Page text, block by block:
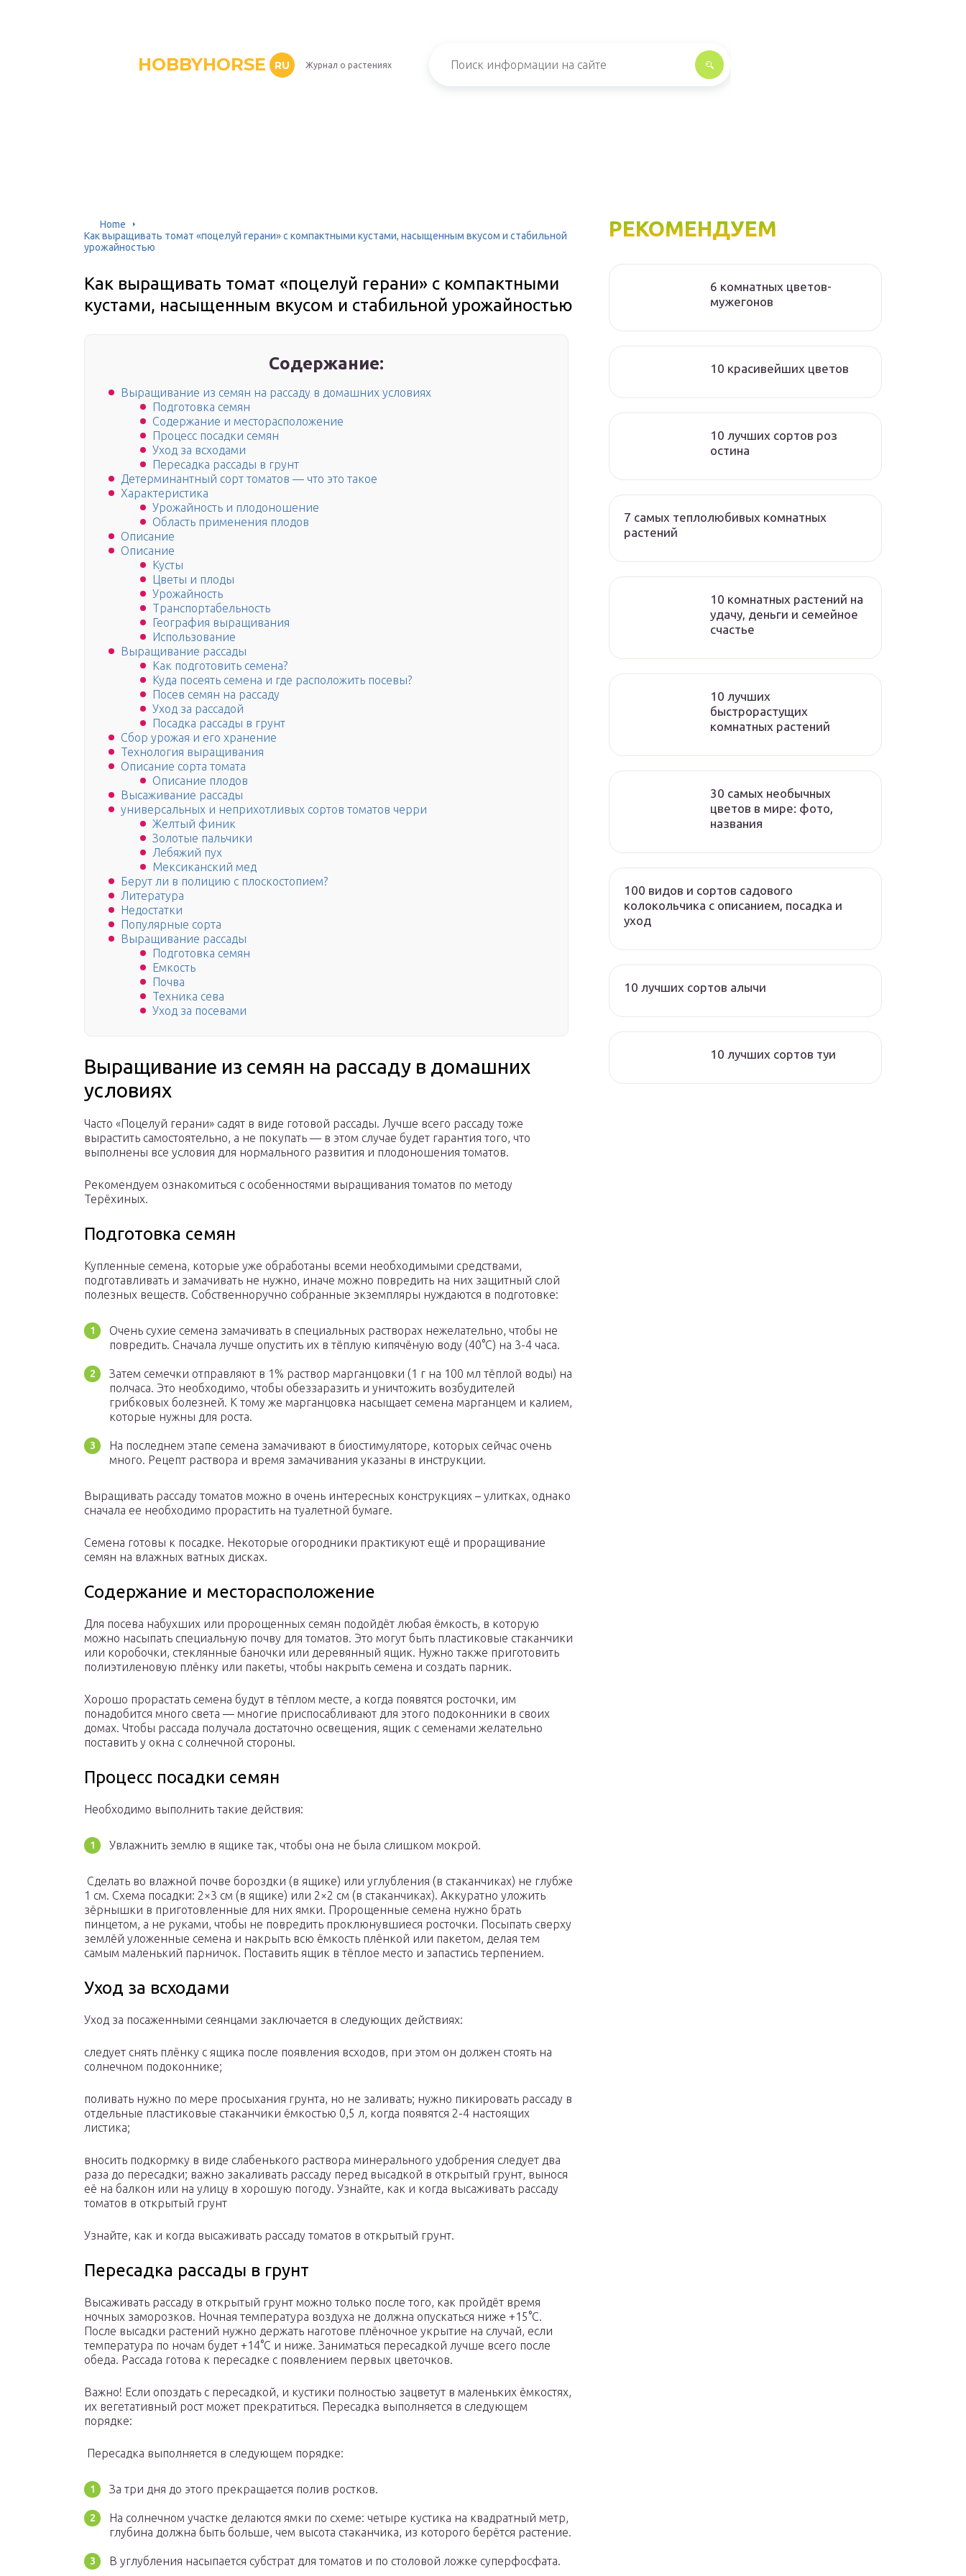
HOBBYHORSE RU Журнал о растениях
Home
Как выращивать томат «поцелуй герани» с компактными кустами, насыщенным вкусом и стабильной
урожайностью
Как выращивать томат «поцелуй герани» с компактными
кустами, насыщенным вкусом и стабильной урожайностью
Содержание:
Выращивание из семян на рассаду в домашних условиях
Подготовка семян
Содержание и месторасположение
Процесс посадки семян
Уход за всходами
Пересадка рассады в грунт
Детерминантный сорт томатов — что это такое
Характеристика
Урожайность и плодоношение
Область применения плодов
Описание
Описание
Кусты
Цветы и плоды
Урожайность
Транспортабельность
География выращивания
Использование
Выращивание рассады
Как подготовить семена?
Куда посеять семена и где расположить посевы?
Посев семян на рассаду
Уход за рассадой
Посадка рассады в грунт
Сбор урожая и его хранение
Технология выращивания
Описание сорта томата
Описание плодов
Высаживание рассады
универсальных и неприхотливых сортов томатов черри
Желтый финик
Золотые пальчики
Лебяжий пух
Мексиканский мед
Берут ли в полицию с плоскостопием?
Литература
Недостатки
Популярные сорта
Выращивание рассады
Подготовка семян
Емкость
Почва
Техника сева
Уход за посевами
Выращивание из семян на рассаду в домашних
условиях
Часто «Поцелуй герани» садят в виде готовой рассады. Лучше всего рассаду тоже
вырастить самостоятельно, а не покупать — в этом случае будет гарантия того, что
выполнены все условия для нормального развития и плодоношения томатов.
Рекомендуем ознакомиться с особенностями выращивания томатов по методу
Терёхиных.
Подготовка семян
Купленные семена, которые уже обработаны всеми необходимыми средствами,
подготавливать и замачивать не нужно, иначе можно повредить на них защитный слой
полезных веществ. Собственноручно собранные экземпляры нуждаются в подготовке:
Очень сухие семена замачивать в специальных растворах нежелательно, чтобы не
повредить. Сначала лучше опустить их в тёплую кипячёную воду (40°С) на 3-4 часа.
Затем семечки отправляют в 1% раствор марганцовки (1 г на 100 мл тёплой воды) на
полчаса. Это необходимо, чтобы обеззаразить и уничтожить возбудителей
грибковых болезней. К тому же марганцовка насыщает семена марганцем и калием,
которые нужны для роста.
На последнем этапе семена замачивают в биостимуляторе, которых сейчас очень
много. Рецепт раствора и время замачивания указаны в инструкции.
Выращивать рассаду томатов можно в очень интересных конструкциях – улитках, однако
сначала ее необходимо прорастить на туалетной бумаге.
Семена готовы к посадке. Некоторые огородники практикуют ещё и проращивание
семян на влажных ватных дисках.
Содержание и месторасположение
Для посева набухших или пророщенных семян подойдёт любая ёмкость, в которую
можно насыпать специальную почву для томатов. Это могут быть пластиковые стаканчики
или коробочки, стеклянные баночки или деревянный ящик. Нужно также приготовить
полиэтиленовую плёнку или пакеты, чтобы накрыть семена и создать парник.
Хорошо прорастать семена будут в тёплом месте, а когда появятся росточки, им
понадобится много света — многие приспосабливают для этого подоконники в своих
домах. Чтобы рассада получала достаточно освещения, ящик с семенами желательно
поставить у окна с солнечной стороны.
Процесс посадки семян
Необходимо выполнить такие действия:
Увлажнить землю в ящике так, чтобы она не была слишком мокрой.
Сделать во влажной почве бороздки (в ящике) или углубления (в стаканчиках) не глубже
1 см. Схема посадки: 2×3 см (в ящике) или 2×2 см (в стаканчиках). Аккуратно уложить
зёрнышки в приготовленные для них ямки. Пророщенные семена нужно брать
пинцетом, а не руками, чтобы не повредить проклюнувшиеся росточки. Посыпать сверху
землёй уложенные семена и накрыть всю ёмкость плёнкой или пакетом, делая тем
самым маленький парничок. Поставить ящик в тёплое место и запастись терпением.
Уход за всходами
Уход за посаженными сеянцами заключается в следующих действиях:
следует снять плёнку с ящика после появления всходов, при этом он должен стоять на
солнечном подоконнике;
поливать нужно по мере просыхания грунта, но не заливать; нужно пикировать рассаду в
отдельные пластиковые стаканчики ёмкостью 0,5 л, когда появятся 2-4 настоящих
листика;
вносить подкормку в виде слабенького раствора минерального удобрения следует два
раза до пересадки; важно закаливать рассаду перед высадкой в открытый грунт, вынося
её на балкон или на улицу в хорошую погоду. Узнайте, как и когда высаживать рассаду
томатов в открытый грунт
Узнайте, как и когда высаживать рассаду томатов в открытый грунт.
Пересадка рассады в грунт
Высаживать рассаду в открытый грунт можно только после того, как пройдёт время
ночных заморозков. Ночная температура воздуха не должна опускаться ниже +15°С.
После высадки растений нужно держать наготове плёночное укрытие на случай, если
температура по ночам будет +14°С и ниже. Заниматься пересадкой лучше всего после
обеда. Рассада готова к пересадке с появлением первых цветочков.
Важно! Если опоздать с пересадкой, и кустики полностью зацветут в маленьких ёмкостях,
их вегетативный рост может прекратиться. Пересадка выполняется в следующем
порядке:
Пересадка выполняется в следующем порядке:
За три дня до этого прекращается полив ростков.
На солнечном участке делаются ямки по схеме: четыре кустика на квадратный метр,
глубина должна быть больше, чем высота стаканчика, из которого берётся растение.
В углубления насыпается субстрат для томатов и по столовой ложке суперфосфата.
РЕКОМЕНДУЕМ
6 комнатных цветов-
мужегонов
10 красивейших цветов
10 лучших сортов роз
остина
7 самых теплолюбивых комнатных
растений
10 комнатных растений на
удачу, деньги и семейное
счастье
10 лучших
быстрорастущих
комнатных растений
30 самых необычных
цветов в мире: фото,
названия
100 видов и сортов садового
колокольчика с описанием, посадка и
уход
10 лучших сортов алычи
10 лучших сортов туи